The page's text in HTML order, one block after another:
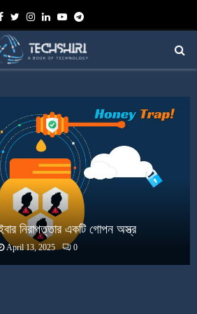
Facebook
TwitterInstagram
Linkedin
YoutubeTelegram
নিরাপত্তার একটি গোপন অস্ত্র
April 13, 2025 0